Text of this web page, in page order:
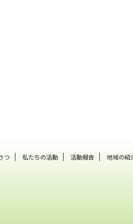
つ 私たちの活動 活動報告 地域の紹